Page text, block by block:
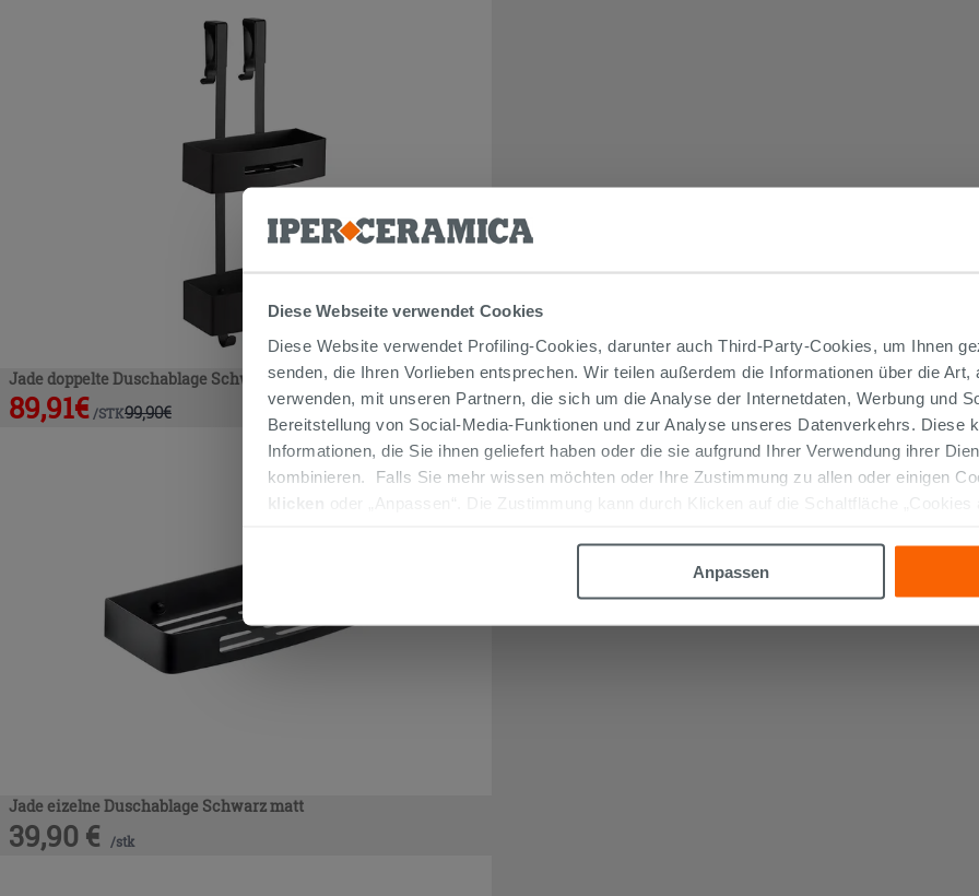
Diese Webseite verwendet Cookies
Diese Website verwendet Profiling-Cookies, darunter auch Third-Party-Cookies, um Ihnen
senden, die Ihren Vorlieben entsprechen. Wir teilen außerdem die Informationen über die
verwenden, mit unseren Partnern, die sich um die Analyse der Internetdaten, Werbung und
Bereitstellung von Social-Media-Funktionen und zur Analyse unseres Datenverkehrs. Diese
Informationen, die Sie ihnen geliefert haben oder die sie aufgrund Ihrer Verwendung ihrer
kombinieren. Falls Sie mehr wissen möchten oder Ihre Zustimmung zu allen oder einigen
klicken
oder „Anpassen“. Die Zustimmung kann durch Klicken auf die Schaltfläche „Cookies
Anpassen
Jade doppelte Duschablage Schwarz matt
89,91€ /STK99,90€
Jade eizelne Duschablage Schwarz matt
39,90 € /stk